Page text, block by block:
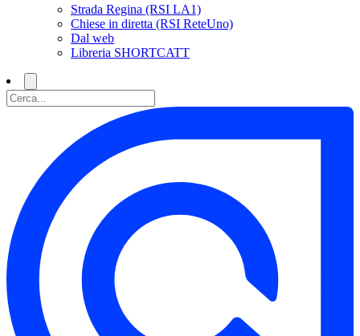
Strada Regina (RSI LA1)
Chiese in diretta (RSI ReteUno)
Dal web
Libreria SHORTCATT